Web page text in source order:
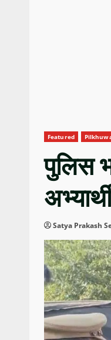
Featured
पुलिस
Satya Prakash